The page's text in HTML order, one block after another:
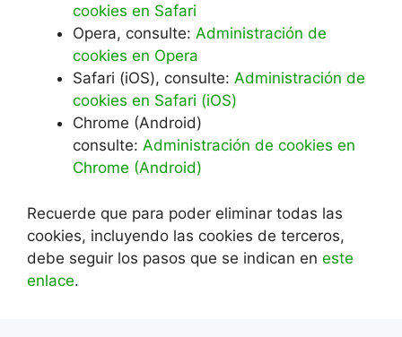
cookies en Safari
Opera, consulte: Administración de
cookies en Opera
Safari (iOS), consulte: Administración de
cookies en Safari (iOS)
Chrome (Android)
consulte: Administración de cookies en
Chrome (Android)
Recuerde que para poder eliminar todas las
cookies, incluyendo las cookies de terceros,
debe seguir los pasos que se indican en este
enlace.